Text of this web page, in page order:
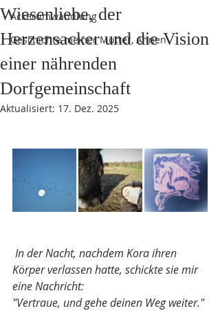
Ackerumwandlung
Geschichte meiner Mutter, Ahnen
Wiesenliebe, der
Herzensacker und die Vision
einer nährenden
Dorfgemeinschaft
Aktualisiert: 17. Dez. 2025
In der Nacht, nachdem Kora ihren
Körper verlassen hatte, schickte sie mir
eine Nachricht:
"Vertraue, und gehe deinen Weg weiter."